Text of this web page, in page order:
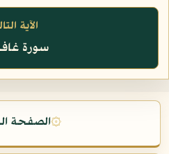
الآية
سورة غافر،
۞الصفحة